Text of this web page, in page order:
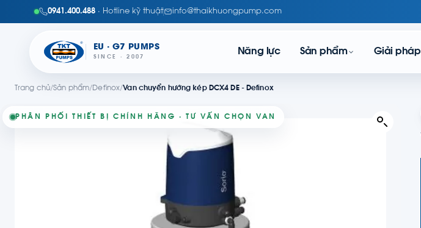
0941.400.488 · Hotline kỹ thuật info@thaikhuongpump.com
EU · G7 PUMPS
SINCE · 2007
Năng lực Sản phẩm Giải pháp
Trang chủ/Sản phẩm/Definox/Van chuyển hướng kép DCX4 DE - Definox
PHÂN PHỐI THIẾT BỊ CHÍNH HÃNG · TƯ VẤN CHỌN VAN